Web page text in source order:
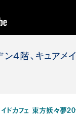
4階、キュアメ
カフェ 東方妖々夢